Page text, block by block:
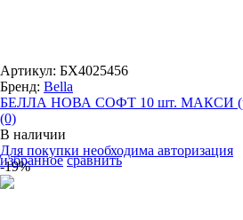
избранное сравнить
Артикул: БХ4025456
Бренд: Bella
БЕЛЛА НОВА СОФТ 10 шт. МАКСИ
(0)
В наличии
Для покупки необходима авторизация
-19%